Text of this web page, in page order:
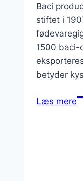
Baci
stiftet i
1500 baci-
betyder
Læs mere